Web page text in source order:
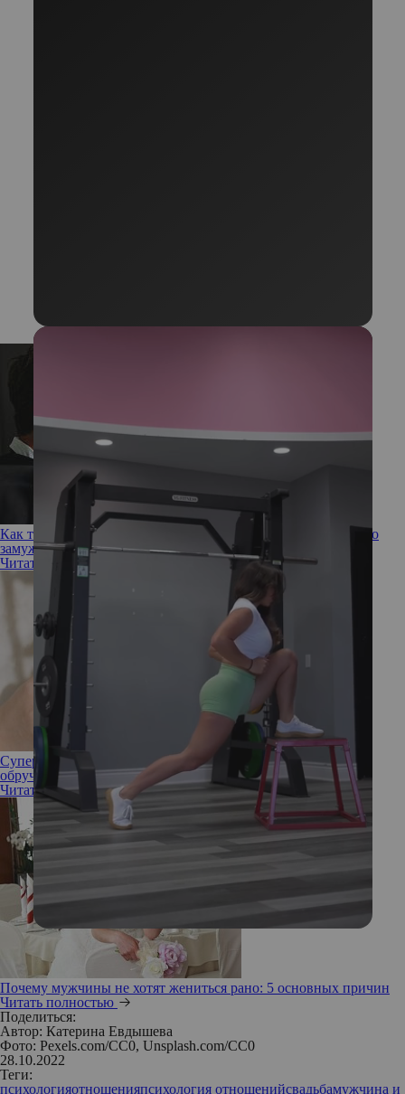
Как тактично расстаться с мужчиной, если не хочешь за него
замуж (и нужно ли это делать)
Читать полностью
Суперзвезда, стратег или женщина-загадка: что выбранное
обручальное кольцо говорит о своей обладательнице
Читать полностью
Почему мужчины не хотят жениться рано: 5 основных причин
Читать полностью
Поделиться:
Автор: Катерина Евдышева
Фото: Pexels.com/CC0, Unsplash.com/CC0
28.10.2022
Теги:
психологияотношенияпсихология отношенийсвадьбамужчина и